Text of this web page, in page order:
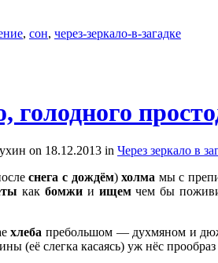
, сон, через-зеркало-в-загадке
голодного
on 18.12.2013 in Через зеркало в
снега с дождём)холма мы с
как бомжии ищемчем бы
хлеба пребольшом — духмяном и
(её слегка касаясь) уж нёс